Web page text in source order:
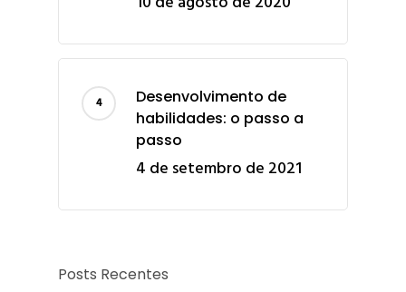
Desenvolvimento de
habilidades: o passo a
passo
4 de setembro de 2021
Posts Recentes